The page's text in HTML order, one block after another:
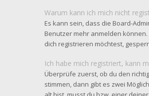
Warum kann ich mich nicht
Es kann sein, dass die Board-
Benutzer mehr anmelden
dich registrieren möchtest,
Ich habe mich registriert, kann
Überprüfe zuerst, ob du den
stimmen, dann gibt es zwei